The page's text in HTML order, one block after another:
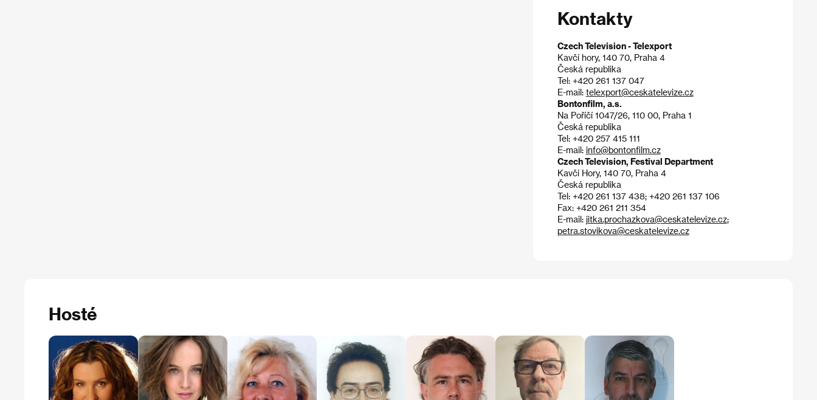
Kontakty
Czech Television - Telexport
Kavčí hory, 140 70, Praha 4
Česká republika
Tel: +420 261 137 047
E-mail: telexport@ceskatelevize.cz
Bontonfilm, a.s.
Na Poříčí 1047/26, 110 00, Praha 1
Česká republika
Tel: +420 257 415 111
E-mail: info@bontonfilm.cz
Czech Television, Festival Department
Kavčí Hory, 140 70, Praha 4
Česká republika
Tel: +420 261 137 438; +420 261 137 106
Fax: +420 261 211 354
E-mail: jitka.prochazkova@ceskatelevize.cz;
petra.stovikova@ceskatelevize.cz
Hosté